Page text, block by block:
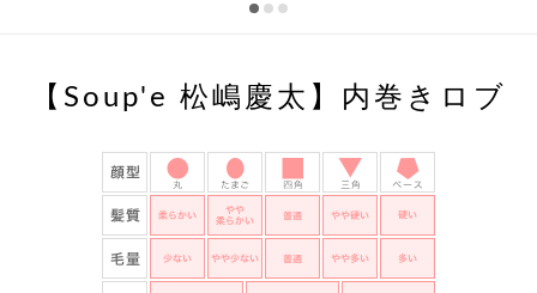
【Soup'e 松嶋慶太】内巻きロブ